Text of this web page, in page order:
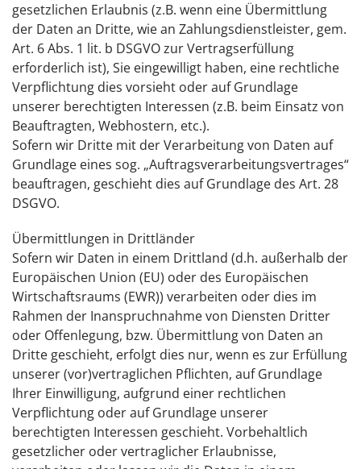
gesetzlichen Erlaubnis (z.B. wenn eine Übermittlung
der Daten an Dritte, wie an Zahlungsdienstleister, gem.
Art. 6 Abs. 1 lit. b DSGVO zur Vertragserfüllung
erforderlich ist), Sie eingewilligt haben, eine rechtliche
Verpflichtung dies vorsieht oder auf Grundlage
unserer berechtigten Interessen (z.B. beim Einsatz von
Beauftragten, Webhostern, etc.).
Sofern wir Dritte mit der Verarbeitung von Daten auf
Grundlage eines sog. „Auftragsverarbeitungsvertrages“
beauftragen, geschieht dies auf Grundlage des Art. 28
DSGVO.
Übermittlungen in Drittländer
Sofern wir Daten in einem Drittland (d.h. außerhalb der
Europäischen Union (EU) oder des Europäischen
Wirtschaftsraums (EWR)) verarbeiten oder dies im
Rahmen der Inanspruchnahme von Diensten Dritter
oder Offenlegung, bzw. Übermittlung von Daten an
Dritte geschieht, erfolgt dies nur, wenn es zur Erfüllung
unserer (vor)vertraglichen Pflichten, auf Grundlage
Ihrer Einwilligung, aufgrund einer rechtlichen
Verpflichtung oder auf Grundlage unserer
berechtigten Interessen geschieht. Vorbehaltlich
gesetzlicher oder vertraglicher Erlaubnisse,